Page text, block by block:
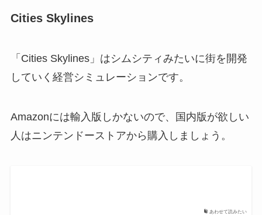
Cities Skylines
「Cities Skylines」はシムシティみたいに街を開発
していく経営シミュレーションです。
Amazonには輸入版しかないので、国内版が欲しい
人はニンテンドーストアから購入しましょう。
あわせて読みたい